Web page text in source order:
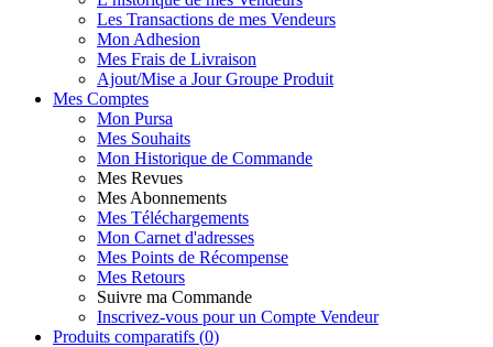
Les Transactions de mes Vendeurs
Mon Adhesion
Mes Frais de Livraison
Ajout/Mise a Jour Groupe Produit
Mes Comptes
Mon Pursa
Mes Souhaits
Mon Historique de Commande
Mes Revues
Mes Abonnements
Mes Téléchargements
Mon Carnet d'adresses
Mes Points de Récompense
Mes Retours
Suivre ma Commande
Inscrivez-vous pour un Compte Vendeur
Produits comparatifs (0)